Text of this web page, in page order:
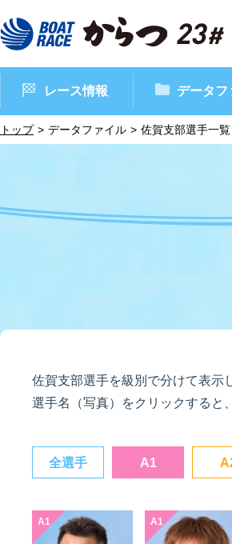
レース情報 データフ
佐賀支部選手一覧
トップ データファイル 佐賀支部選手一覧
佐賀支部選手を級別で分けて表示
選手名（写真）をクリックすると
全選手 A1